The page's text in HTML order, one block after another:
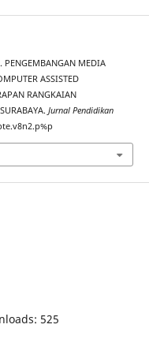
PENGEMBANGAN MEDIA
ASSISTED
RANGKAIAN
Jurnal Pendidikan
525